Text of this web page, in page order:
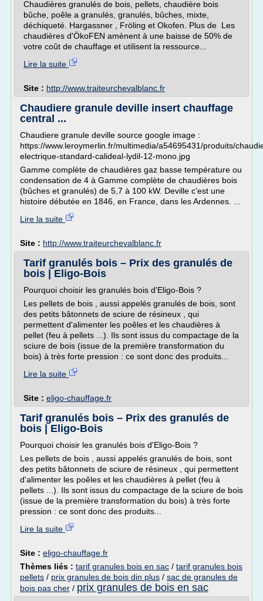
Chaudières granulés de bois, pellets, chaudière bois
bûche, poêle a granulés, granulés, bûches, mixte,
déchiqueté. Hargassner , Fröling et Okofen. Plus de Les
chaudières d'ÖkoFEN amènent à une baisse de 50% de
votre coût de chauffage et utilisent la ressource...
Lire la suite
Site : http://www.traiteurchevalblanc.fr
Chaudiere granule deville insert chauffage
central ...
Chaudiere granule deville source google image :
https://www.leroymerlin.fr/multimedia/a54695431/produits/
electrique-standard-calideal-lydil-12-mono.jpg
Gamme complète de chaudières gaz basse température ou
condensation de 4 à Gamme complète de chaudières bois
(bûches et granulés) de 5,7 à 100 kW. Deville c'est une
histoire débutée en 1846, en France, dans les Ardennes. ...
Lire la suite
Site : http://www.traiteurchevalblanc.fr
Tarif granulés bois – Prix des granulés de
bois | Eligo-Bois
Pourquoi choisir les granulés bois d'Eligo-Bois ?
Les pellets de bois , aussi appelés granulés de bois, sont
des petits bâtonnets de sciure de résineux , qui
permettent d'alimenter les poêles et les chaudières à
pellet (feu à pellets ...). Ils sont issus du compactage de la
sciure de bois (issue de la première transformation du
bois) à très forte pression : ce sont donc des produits...
Lire la suite
Site : eligo-chauffage.fr
Tarif granulés bois – Prix des granulés de
bois | Eligo-Bois
Pourquoi choisir les granulés bois d'Eligo-Bois ?
Les pellets de bois , aussi appelés granulés de bois, sont
des petits bâtonnets de sciure de résineux , qui permettent
d'alimenter les poêles et les chaudières à pellet (feu à
pellets ...). Ils sont issus du compactage de la sciure de bois
(issue de la première transformation du bois) à très forte
pression : ce sont donc des produits...
Lire la suite
Site : eligo-chauffage.fr
Thèmes liés : tarif granules bois en sac / tarif granules bois
pellets / prix granules de bois din plus / sac de granules de
bois pas cher / prix granules de bois en sac